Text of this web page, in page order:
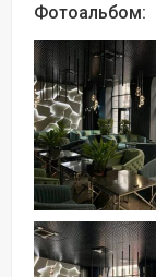
Фотоальбом: